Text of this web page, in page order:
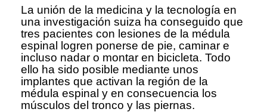
La unión de la medicina y la tecnología en
una investigación suiza ha conseguido que
tres pacientes con lesiones de la médula
espinal logren ponerse de pie, caminar e
incluso nadar o montar en bicicleta. Todo
ello ha sido posible mediante unos
implantes que activan la región de la
médula espinal y en consecuencia los
músculos del tronco y las piernas.